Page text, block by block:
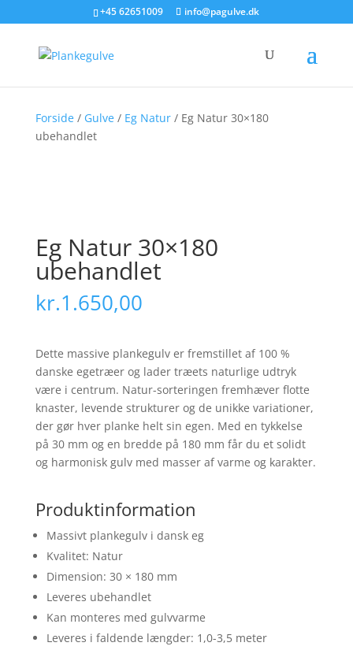
+45 62651009 info@pagulve.dk
Forside/ Gulve/ Eg Natur/ Eg Natur 30×180
ubehandlet
Eg Natur 30×180
ubehandlet
kr.1.650,00
Dette massive plankegulv er fremstillet af 100 %
danske egetræer og lader træets naturlige udtryk
være i centrum. Natur-sorteringen fremhæver flotte
knaster, levende strukturer og de unikke variationer,
der gør hver planke helt sin egen. Med en tykkelse
på 30 mm og en bredde på 180 mm får du et solidt
og harmonisk gulv med masser af varme og karakter.
Produktinformation
Massivt plankegulv i dansk eg
Kvalitet: Natur
Dimension: 30 × 180 mm
Leveres ubehandlet
Kan monteres med gulvvarme
Leveres i faldende længder: 1,0-3,5 meter